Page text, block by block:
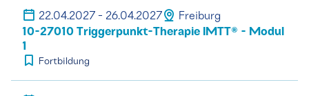
22.04.2027 - 26.04.2027 Freiburg
10-27010 Triggerpunkt-Therapie IMTT® - Modul
1
Fortbildung